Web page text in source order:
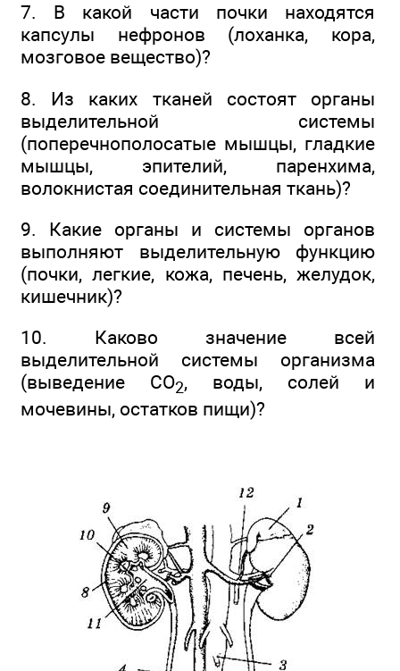
7. В какой части почки находятся
капсулы нефронов (лоханка, кора,
мозговое вещество)?
8. Из каких тканей состоят органы
выделительной системы
(поперечнополосатые мышцы, гладкие
мышцы, эпителий, паренхима,
волокнистая соединительная ткань)?
9. Какие органы и системы органов
выполняют выделительную функцию
(почки, легкие, кожа, печень, желудок,
кишечник)?
10. Каково значение всей
выделительной системы организма
(выведение СO2, воды, солей и
мочевины, остатков пищи)?